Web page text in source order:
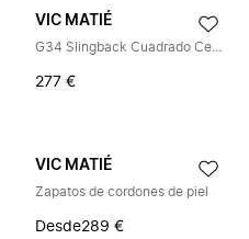
VIC MATIÉ
G34 Slingback Cuadrado Cerrado
277 €
VIC MATIÉ
Zapatos de cordones de piel
Desde289 €